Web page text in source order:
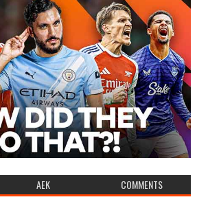
AEK COMMENTS